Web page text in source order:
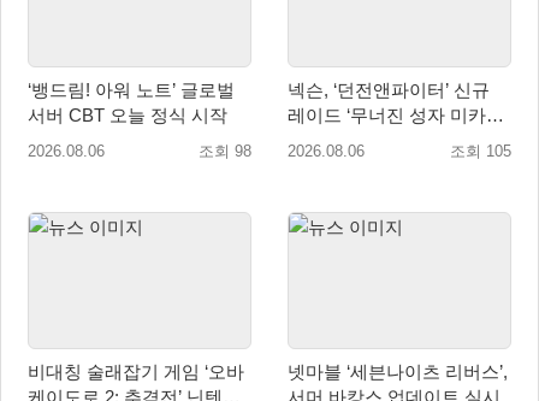
‘뱅드림! 아워 노트’ 글로벌
서버 CBT 오늘 정식 시작
2026.08.06 조회 98
넥슨, ‘던전앤파이터’ 신규
레이드 ‘무너진 성자 미카엘
라’ 업데이트!
2026.08.06 조회 105
비대칭 술래잡기 게임 ‘오바
케이도로 2: 추격전’ 닌텐도
넷마블 ‘세븐나이츠 리버스’,
서머 바캉스 업데이트 실시